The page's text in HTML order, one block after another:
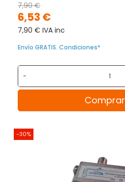
6,53 €
7,90 €
7,90 € IVA inc
Envío GRATIS. Condiciones*
-
Comprar
-30%